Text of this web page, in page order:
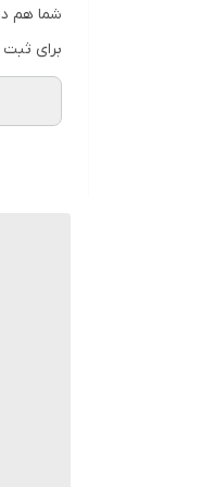
شما هم
برای ثبت